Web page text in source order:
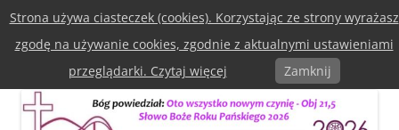
do
treściDiecezja Wrocławska Kościoła
Ewangelicko-Augsburska w RP
Menu
Strona używa ciasteczek (cookies). Korzystając ze strony wyrażasz
zgodę na używanie cookies, zgodnie z aktualnymi ustawieniami
przeglądarki. Czytaj więcej
Zamknij